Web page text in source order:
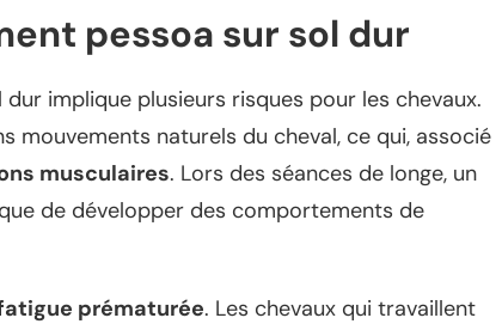
pessoa sur sol dur
dur implique plusieurs risques pour les chevaux.
mouvements naturels du cheval, ce qui, associé
musculaires. Lors des séances de longe, un
de développer des comportements de
prématurée. Les chevaux qui travaillent